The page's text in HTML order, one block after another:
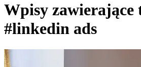
Wpisy zawierające
#linkedin ads